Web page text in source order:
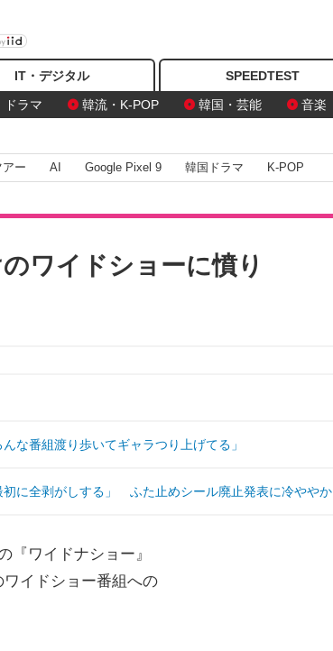
IT・デジタル SPEEDTEST
ドラマ
韓流・K-POP 韓国・芸能 音楽
ー AI Google Pixel 9 韓国ドラマ K-POP
ワイドショーに憤り
な番組渡り歩いてギャラつり上げてる」
に全剥がしする」 ふた止めシール廃止発表に冷ややか
ワイドナショー』
ワイドショー番組への